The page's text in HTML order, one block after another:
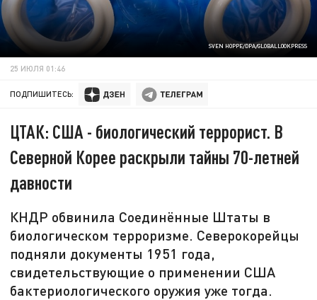
SVEN HOPPE/DPA/GLOBALLOOKPRESS
25 ИЮЛЯ 01:46
ПОДПИШИТЕСЬ:
ЦТАК: США - биологический террорист. В
Северной Корее раскрыли тайны 70-летней
давности
КНДР обвинила Соединённые Штаты в
биологическом терроризме. Северокорейцы
подняли документы 1951 года,
свидетельствующие о применении США
бактериологического оружия уже тогда.